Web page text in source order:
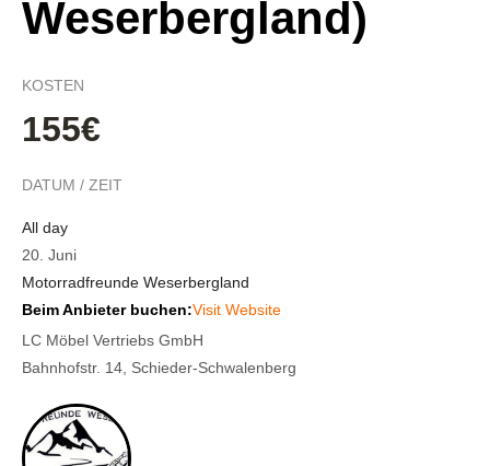
Weserbergland)
KOSTEN
155€
DATUM / ZEIT
All day
20. Juni
Motorradfreunde Weserbergland
Beim Anbieter buchen:Visit Website
LC Möbel Vertriebs GmbH
Bahnhofstr. 14, Schieder-Schwalenberg